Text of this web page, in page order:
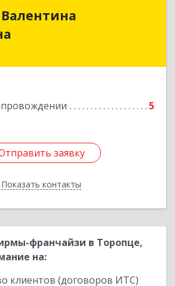
5
заявку
Показать контакты
Миронова Валентина
заявку
Назад
франчайзи в Торопце,
на:
клиентов (договоров ИТС)